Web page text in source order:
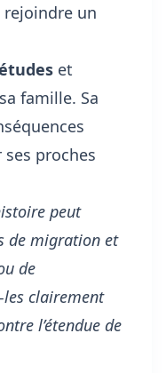
rejoindre un
et
famille. Sa
proches
peut
de migration et
de
les clairement
l’étendue de